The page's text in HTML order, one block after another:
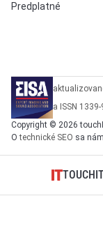
Predplatné
a ISSN
Copyright © 2026
Otechnické SEO sa
TOUCHIT